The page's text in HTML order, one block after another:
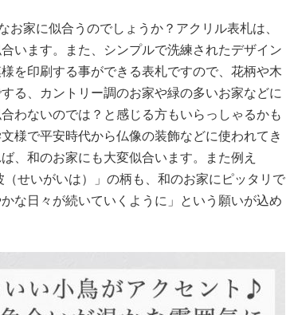
お家に似合うのでしょうか？アクリル表札は、
います。また、シンプルで洗練されたデザイン
を印刷する事ができる表札ですので、花柄や木
る、カントリー調のお家や緑の多いお家などに
わないのでは？と感じる方もいらっしゃるかも
様で平安時代から仏像の装飾などに使われてき
、和のお家にも大変似合います。また例え
せいがいは）」の柄も、和のお家にピッタリで
な日々が続いていくように」という願いが込め